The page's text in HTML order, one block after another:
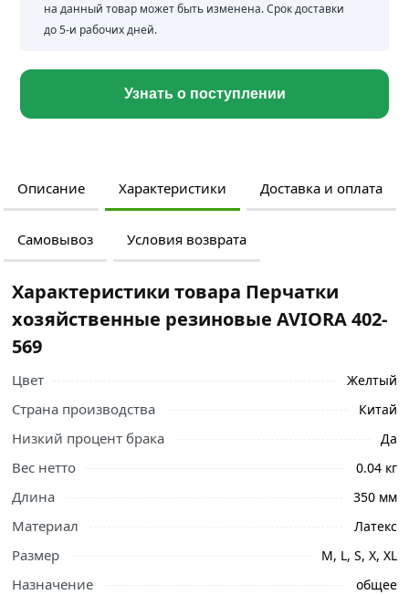
на данный товар может быть изменена. Срок доставки
до 5-и рабочих дней.
Узнать о поступлении
Описание Характеристики Доставка и оплата
Самовывоз Условия возврата
Характеристики товара Перчатки
хозяйственные резиновые AVIORA 402-
569
Цвет Желтый
Страна производства Китай
Низкий процент брака Да
Вес нетто 0.04 кг
Длина 350 мм
Материал Латекс
Размер M, L, S, X, XL
Назначение общее